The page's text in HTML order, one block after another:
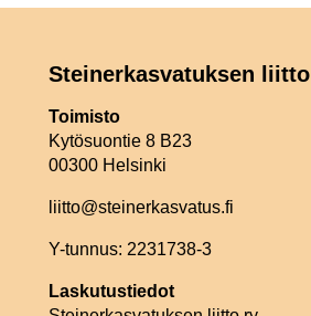
Steinerkasvatuksen liitto
Toimisto
Kytösuontie 8 B23
00300 Helsinki
liitto@steinerkasvatus.fi
Y-tunnus: 2231738-3
Laskutustiedot